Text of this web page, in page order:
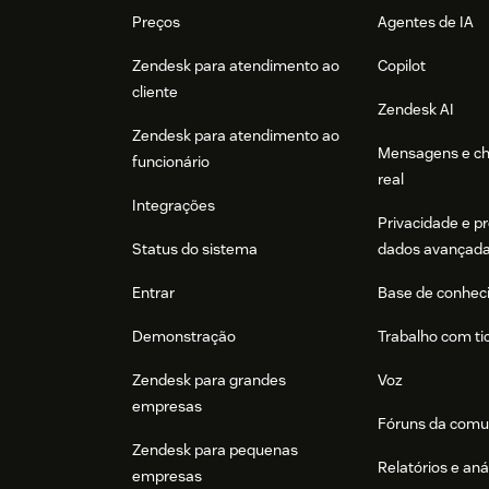
Preços
Zendesk para atendimento ao
cliente
Zendesk para atendimento ao
funcionário
Integrações
Status do sistema
Entrar
Demonstração
Zendesk para grandes
empresas
Zendesk para pequenas
empresas
Agentes de IA
Copilot
Zendesk AI
Mensagens e
real
Privacidade e
dados avançada
Base de
Trabalho com
Voz
Fóruns da
Relatórios e